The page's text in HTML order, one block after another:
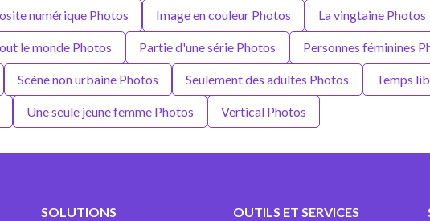
numérique Photos Image en couleur Photos La vingtaine Photos
le monde Photos Partie d'une série Photos Personnes féminines
Scène non urbaine Photos Seulement des adultes Photos Temps
Une seule jeune femme Photos Vertical Photos
SOLUTIONS OUTILS ET SERVICES